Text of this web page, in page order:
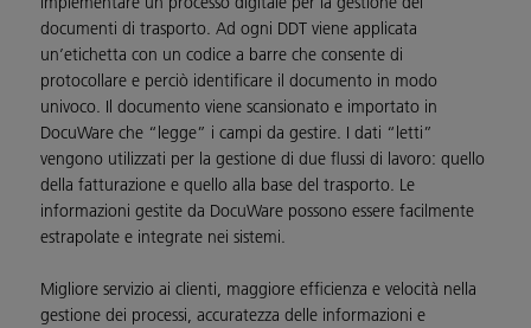
documenti di trasporto. Ad ogni DDT viene applicata
un’etichetta con un codice a barre che consente di
protocollare e perciò identificare il documento in modo
univoco. Il documento viene scansionato e importato in
DocuWare che “legge” i campi da gestire. I dati “letti”
vengono utilizzati per la gestione di due flussi di lavoro: quello
della fatturazione e quello alla base del trasporto. Le
informazioni gestite da DocuWare possono essere facilmente
estrapolate e integrate nei sistemi.
Migliore servizio ai clienti, maggiore efficienza e velocità nella
gestione dei processi, accuratezza delle informazioni e